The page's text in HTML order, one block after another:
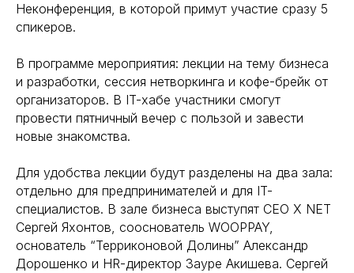
Неконференция, в которой примут участие сразу 5
спикеров.
В программе мероприятия: лекции на тему бизнеса
и разработки, сессия нетворкинга и кофе-брейк от
организаторов. В IT-хабе участники смогут
провести пятничный вечер с пользой и завести
новые знакомства.
Для удобства лекции будут разделены на два зала:
отдельно для предпринимателей и для IT-
специалистов. В зале бизнеса выступят CEO X NET
Сергей Яхонтов, сооснователь WOOPPAY,
основатель “Терриконовой Долины” Александр
Дорошенко и HR-директор Зауре Акишева. Сергей